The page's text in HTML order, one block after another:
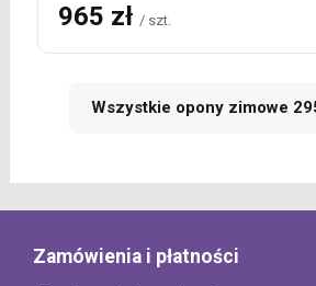
965 zł / szt.
Wszystkie opony zimowe
Zamówienia i płatności